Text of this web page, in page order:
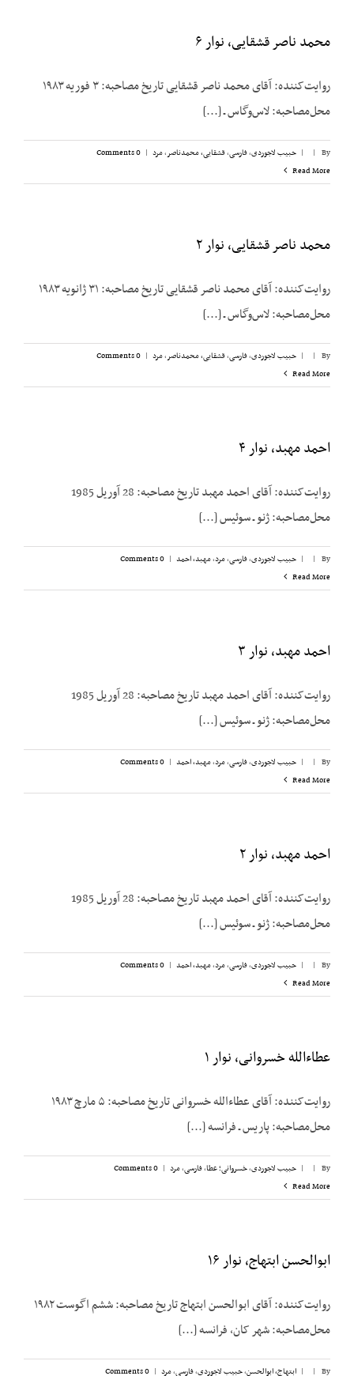
محمد ناصر قشقایی، نوار ۶
روایت‌کننده: آقای محمد ناصر قشقایی تاریخ مصاحبه: ۳ فوریه ۱۹۸۳
محل‌مصاحبه: لاس‌وگاس ـ [...]
By
|
| حبیب لاجوردی,فارسی,قشقایی، محمدناصر,مرد |
0 Comments
Read More
محمد ناصر قشقایی، نوار ۲
روایت‌کننده: آقای محمد ناصر قشقایی تاریخ مصاحبه: ۳۱ ژانویه ۱۹۸۳
محل‌مصاحبه: لاس‌وگاس ـ [...]
By
|
| حبیب لاجوردی,فارسی,قشقایی، محمدناصر,مرد |
0 Comments
Read More
احمد مهبد، نوار ۴
روایت‌کننده: آقای احمد مهبد تاریخ مصاحبه: 28 آوریل 1985
محل‌مصاحبه: ژنو ـ سوئیس [...]
By
|
| حبیب لاجوردی,فارسی,مرد,مهبد، احمد |
0 Comments
Read More
احمد مهبد، نوار ۳
روایت‌کننده: آقای احمد مهبد تاریخ مصاحبه: 28 آوریل 1985
محل‌مصاحبه: ژنو ـ سوئیس [...]
By
|
| حبیب لاجوردی,فارسی,مرد,مهبد، احمد |
0 Comments
Read More
احمد مهبد، نوار ۲
روایت‌کننده: آقای احمد مهبد تاریخ مصاحبه: 28 آوریل 1985
محل‌مصاحبه: ژنو ـ سوئیس [...]
By
|
| حبیب لاجوردی,فارسی,مرد,مهبد، احمد |
0 Comments
Read More
عطاءالله خسروانی، نوار ۱
روایت‌کننده: آقای عطاءالله خسروانی تاریخ مصاحبه: ۵ مارچ ۱۹۸۳
محل‌مصاحبه: پاریس ـ فرانسه [...]
By
|
| حبیب لاجوردی,خسروانی؛ عطا,فارسی,مرد |
0 Comments
Read More
ابوالحسن ابتهاج، نوار ۱۶
روایت‌کننده: آقای ابوالحسن ابتهاج تاریخ مصاحبه: ششم اگوست ۱۹۸۲
محل‌مصاحبه: شهر کان، فرانسه [...]
By
|
| ابتهاج، ابوالحسن,حبیب لاجوردی,فارسی,مرد |
0 Comments